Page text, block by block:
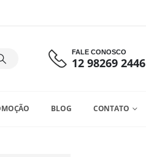
FALE CONOSCO
12 98269 2446
BLOG CONTATO